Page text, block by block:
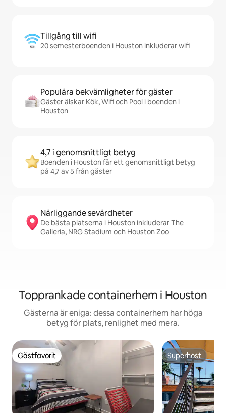
Tillgång till wifi
20 semesterboenden i Houston inkluderar wifi
Populära bekvämligheter för gäster
Gäster älskar Kök, Wifi och Pool i boenden i
Houston
4,7 i genomsnittligt betyg
Boenden i Houston får ett genomsnittligt betyg
på 4,7 av 5 från gäster
Närliggande sevärdheter
De bästa platserna i Houston inkluderar The
Galleria, NRG Stadium och Houston Zoo
Topprankade containerhem i Houston
Gästerna är eniga: dessa containerhem har höga
betyg för plats, renlighet med mera.
Gästfavorit
Gästfavorit Superhost
Superhost